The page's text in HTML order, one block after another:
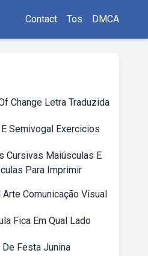
Contact Tos DMCA
Change Letra Traduzida
Semivogal Exercicios
Cursivas Maiúsculas E
Para Imprimir
Arte Comunicação Visual
Fica Em Qual Lado
Festa Junina